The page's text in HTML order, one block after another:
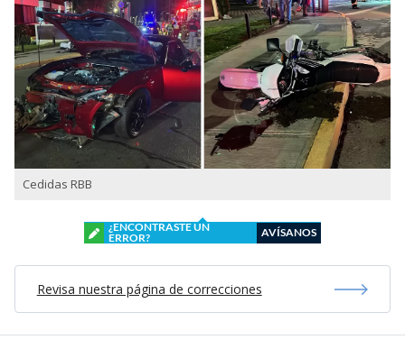
Cedidas RBB
¿ENCONTRASTE UN
ERROR?
AVÍSANOS
Revisa nuestra página de correcciones